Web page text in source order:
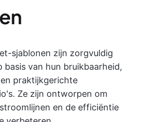
sjablonen zijn zorgvuldig
basis van hun bruikbaarheid,
praktijkgerichte
Ze zijn ontworpen om
en de efficiëntie